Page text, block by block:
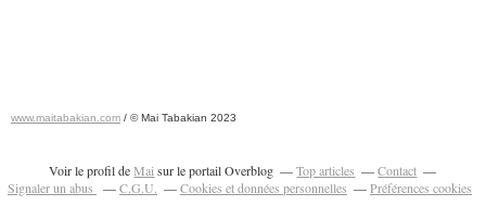
www.maitabakian.com / © Mai Tabakian 2023
Voir le profil deMaisur le portail Overblog Top articles
Contact
Signaler un abus
C.G.U. Cookies et données personnelles Préférences cookies